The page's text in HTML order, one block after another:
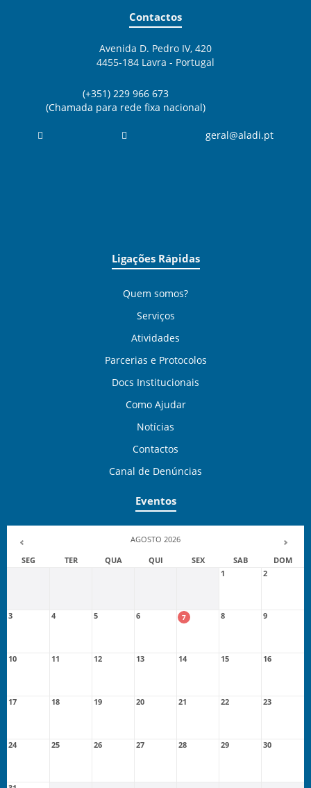
Contactos
Avenida D. Pedro IV, 420
4455-184 Lavra - Portugal
(+351) 229 966 673
(Chamada para rede fixa nacional)
geral@aladi.pt
Ligações Rápidas
Quem somos?
Serviços
Atividades
Parcerias e Protocolos
Docs Institucionais
Como Ajudar
Notícias
Contactos
Canal de Denúncias
Eventos
AGOSTO 2026
SEG
TER QUA QUI SEX SAB
DOM
1
2
3 4 5 6 7 8 9
10 11 12 13 14 15 16
17 18 19 20 21 22 23
24 25 26 27 28 29 30